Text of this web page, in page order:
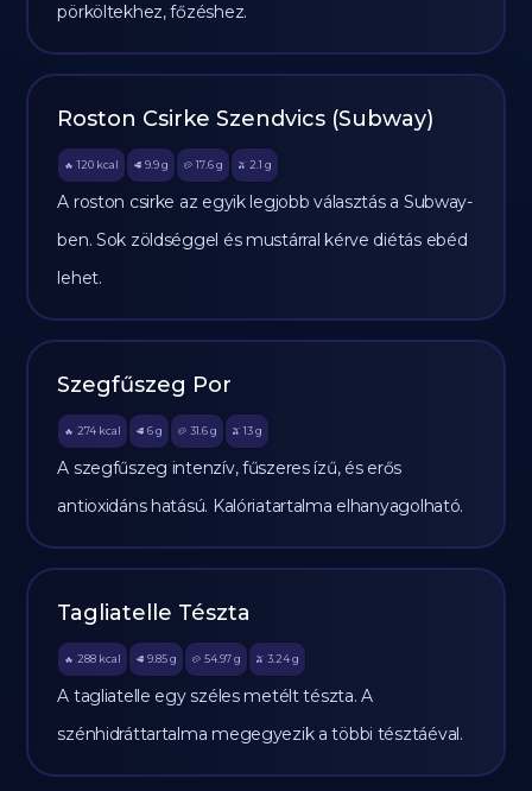
pörköltekhez, főzéshez.
Roston Csirke Szendvics (Subway)
🔥 120 kcal 🥩 9.9 g 🥔 17.6g 🫒 2.1 g
A roston csirke az egyik legjobb választás a Subway-
ben. Sok zöldséggel és mustárral kérve diétás ebéd
lehet.
Szegfűszeg Por
🔥 274 kcal 🥩 6 g 🥔 31.6g 🫒 13 g
A szegfűszeg intenzív, fűszeres ízű, és erős
antioxidáns hatású. Kalóriatartalma elhanyagolható.
Tagliatelle Tészta
🔥 288 kcal 🥩 9.85 g 🥔 54.97g 🫒 3.24 g
A tagliatelle egy széles metélt tészta. A
szénhidráttartalma megegyezik a többi tésztáéval.